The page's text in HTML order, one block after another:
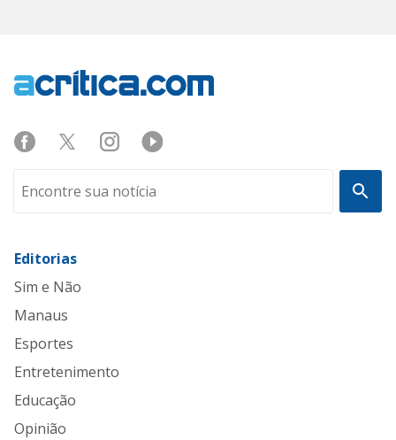
Editorias
Sim e Não
Manaus
Esportes
Entretenimento
Educação
Opinião